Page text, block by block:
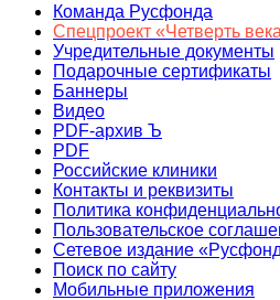
Команда Русфонда
Спецпроект «Четверть
Учредительные документы
Подарочные сертификаты
Баннеры
Видео
PDF-архив Ъ
PDF
Российские клиники
Контакты и реквизиты
Политика
Пользовательское
Сетевое издание
Поиск по сайту
Мобильные приложения